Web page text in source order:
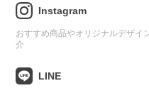
Instagram
おすすめ商品やオリジナルデザイ
介
LINE